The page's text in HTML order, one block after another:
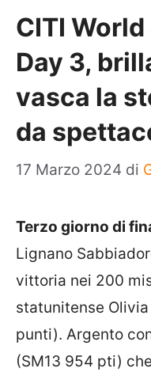
CITI
Day 3,
vasca la
da
17 Marzo 2024 di
Terzo giorno di
Lignano
vittoria nei 200
statunitense
punti). Argento
(SM13 954 pti)